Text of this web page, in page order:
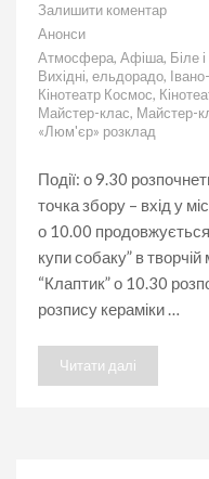
Залишити коментар
до
подій
в
Івано-
Франківську
на
Анонси
Атмосфера, Афіша, Біле
Вихідні, ельдорадо,
Кінотеатр Космос,
Майстер-клас, Майстер-
«Люм'єр» розклад
Події: о 9.30
точка збору – вхід у
о 10.00
купи собаку” в
“Клаптик” о 10.30
розпису кераміки …
Читати далі